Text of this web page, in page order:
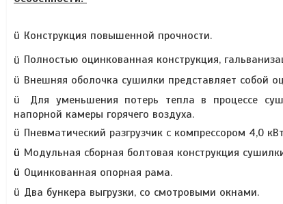
ü Конструкция повышенной прочности.
ü Полностью оцинкованная конструкция,
ü Внешняя оболочка сушилки представляет собой
ü
Для уменьшения потерь тепла в процессе
напорной камеры горячего воздуха.
ü Пневматический разгрузчик с компрессором 4,0
ü Модульная сборная болтовая конструкция
ü Оцинкованная опорная рама.
ü Два бункера выгрузки, со смотровыми окнами.